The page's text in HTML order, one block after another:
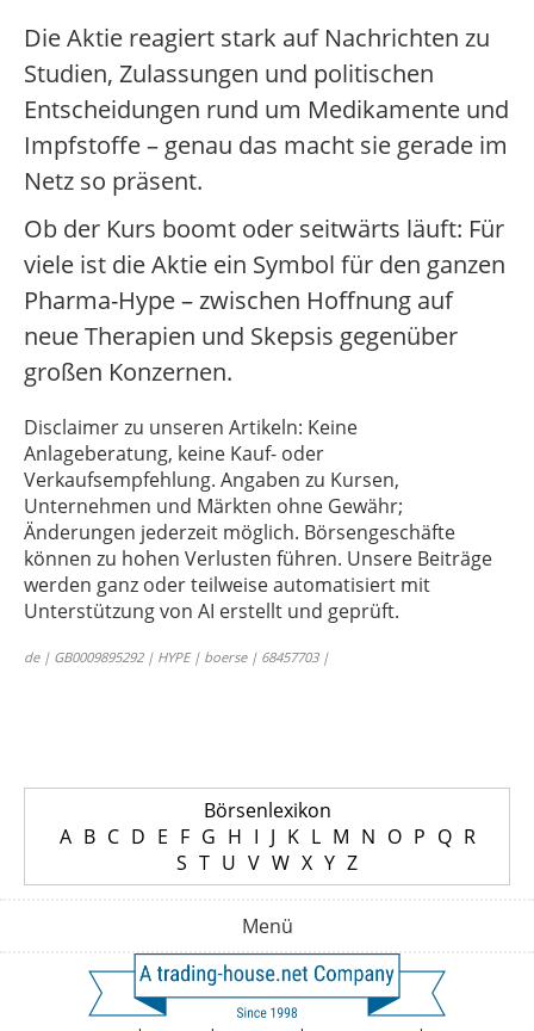
Die Aktie reagiert stark auf Nachrichten zu
Studien, Zulassungen und politischen
Entscheidungen rund um Medikamente und
Impfstoffe – genau das macht sie gerade im
Netz so präsent.
Ob der Kurs boomt oder seitwärts läuft: Für
viele ist die Aktie ein Symbol für den ganzen
Pharma-Hype – zwischen Hoffnung auf
neue Therapien und Skepsis gegenüber
großen Konzernen.
Disclaimer zu unseren Artikeln: Keine
Anlageberatung, keine Kauf- oder
Verkaufsempfehlung. Angaben zu Kursen,
Unternehmen und Märkten ohne Gewähr;
Änderungen jederzeit möglich. Börsengeschäfte
können zu hohen Verlusten führen. Unsere Beiträge
werden ganz oder teilweise automatisiert mit
Unterstützung von AI erstellt und geprüft.
de | GB0009895292 | HYPE | boerse | 68457703 |
Börsenlexikon
A B C D E F G H I J K L M N O P Q R
S T U V W X Y Z
Menü